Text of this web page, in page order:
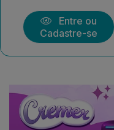
Entre ou
Cadastre-se